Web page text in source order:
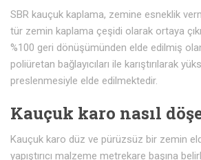
SBR kauçuk kaplama, zemine esneklik
tür zemin kaplama çeşidi olarak ortaya
%100 geri dönüşümünden elde edilmiş
poliüretan bağlayıcıları ile karıştırılarak
preslenmesiyle elde edilmektedir.
Kauçuk karo nasıl
Kauçuk karo düz ve pürüzsüz bir zemin
yapıştırıcı malzeme metrekare başına